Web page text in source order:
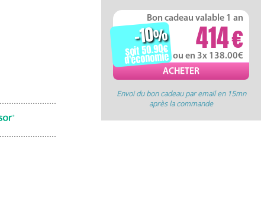
Bon cadeau valable 1 an
414
ou en 3x 138.00
-10%
soit 50.90
d'économie
Envoi du bon cadeau par email en 15mn
après la commande